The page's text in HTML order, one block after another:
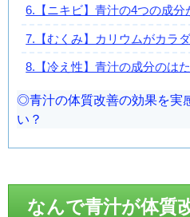
6.【ニキビ】青汁の4つの成
7.【むくみ】カリウムがカラ
8.【冷え性】青汁の成分のは
青汁の体質改善の効果を実
い？
なんで青汁が体質